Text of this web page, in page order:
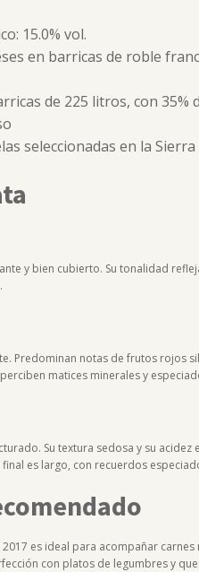
15.0% vol.
en barricas de roble
de 225 litros, con 35%
seleccionadas en la
y bien cubierto. Su tonalidad
Predominan notas de frutos rojos
matices minerales y
Su textura sedosa y su
es largo, con recuerdos
2017 es ideal para acompañar
con platos de legumbres y